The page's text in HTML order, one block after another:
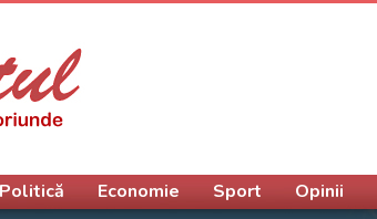
Politică Economie Sport Opinii